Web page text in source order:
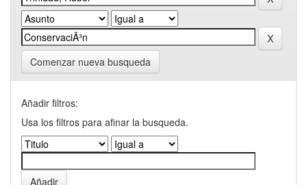
Comenzar nueva busqueda
Añadir filtros:
Usa los filtros para afinar la busqueda.